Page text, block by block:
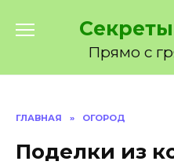
Прямо с
ГЛАВНАЯ » ОГОРОД
Поделки из